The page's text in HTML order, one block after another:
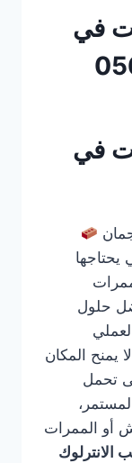
في
في
يحتاجها
حلول
يمنح المكان
تحمل
أو الممرات
الانترلوك